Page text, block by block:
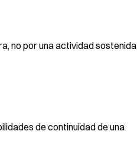
no por una actividad sostenida
de continuidad de una